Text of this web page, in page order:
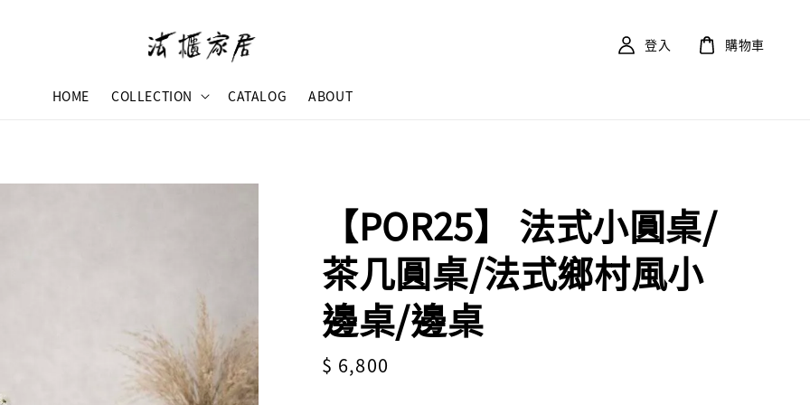
HOME COLLECTION CATALOG ABOUT
登入 購物車
【POR25】 法式小圓桌/
茶几圓桌/法式鄉村風小
邊桌/邊桌
Regular
$ 6,800